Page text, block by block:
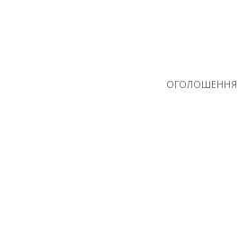
ОГОЛОШЕННЯ